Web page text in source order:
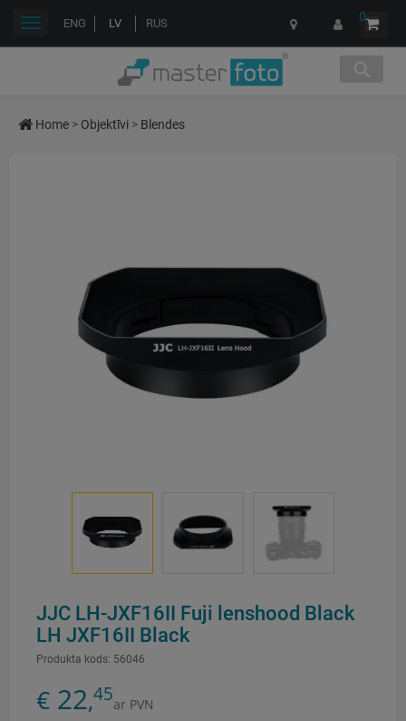
ENG LV RUS 0
Toggle
Home > Objektīvi > Blendes
JJC LH-JXF16II Fuji lenshood Black
LH JXF16II Black
Produkta kods: 56046
€ 22,45ar PVN